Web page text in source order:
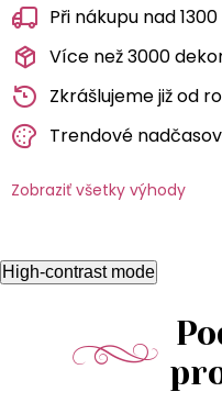
Při nákupu nad
Více než 3000
Zkrášlujeme již od
Trendové
Zobraziť všetky výhody
High-contrast mode